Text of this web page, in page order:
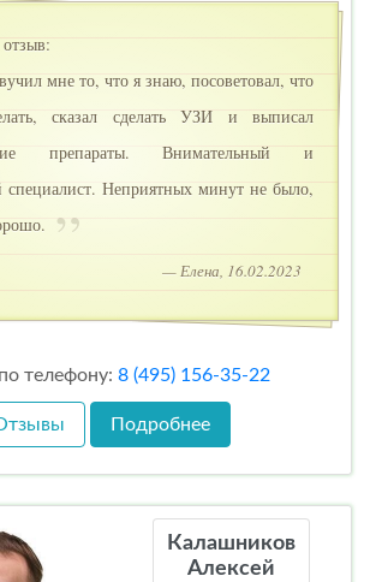
мне то, что я знаю, посоветовал, что
сказал сделать УЗИ и выписал
препараты. Внимательный и
специалист. Неприятных минут не было,
— Елена, 16.02.2023
телефону: 8 (495) 156-35-22
Подробнее
Калашников
Алексей